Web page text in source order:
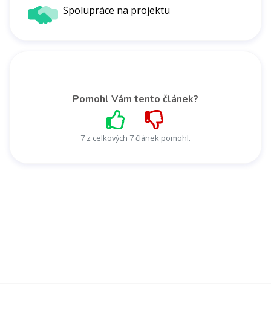
Spolupráce na projektu
Pomohl Vám tento článek?
7 z celkových 7 článek pomohl.